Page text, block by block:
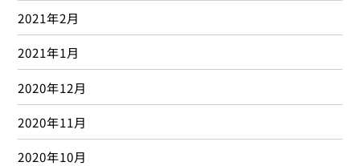
2021年2月
2021年1月
2020年12月
2020年11月
2020年10月